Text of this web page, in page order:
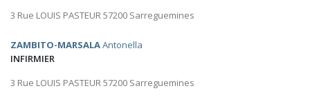
3 Rue LOUIS PASTEUR 57200 Sarreguemines
ZAMBITO-MARSALAAntonella
INFIRMIER
3 Rue LOUIS PASTEUR 57200 Sarreguemines